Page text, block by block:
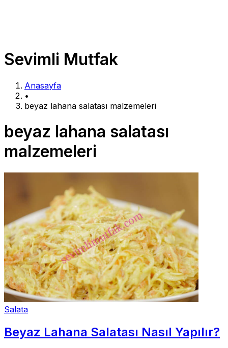
Sevimli Mutfak
Anasayfa
•
beyaz lahana salatası malzemeleri
beyaz lahana salatası
malzemeleri
Salata
Beyaz Lahana Salatası Nasıl Yapılır?